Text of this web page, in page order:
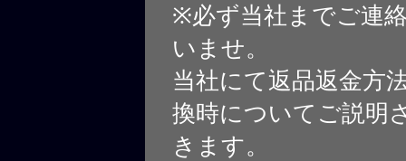
※必ず当社までご連
いませ。
当社にて返品返金方
換時についてご説明
きます。